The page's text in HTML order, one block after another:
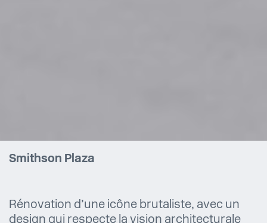
Smithson Plaza
Rénovation d’une icône brutaliste, avec un
design qui respecte la vision architecturale